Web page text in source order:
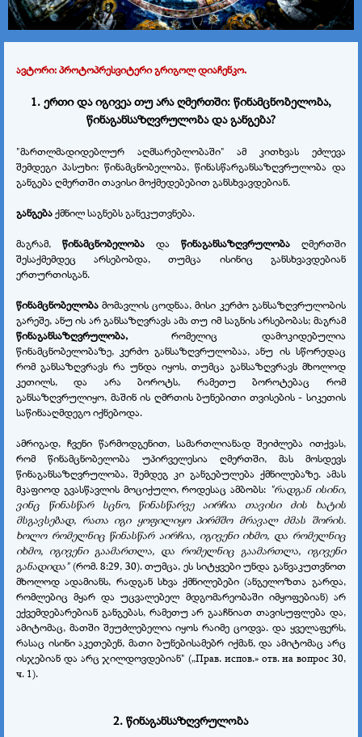
ავტორი: პროტოპრესვიტერი გრიგოლ დიაჩენკო.
1. ერთი და იგივეა თუ არა ღმერთში: წინამცნობელობა,
წინაგანსაზღვრულობა და განგება?
"მართლმადიდებლურ აღმსარებლობაში" ამ კითხვას ეძლევა
შემდეგი პასუხი: წინამცნობელობა, წინასწარგანსაზღვრულობა და
განგება ღმერთში თავისი მოქმედებებით განსხვავდებიან.
განგებაქმნილ საგნებს განეკუთვნება.
მაგრამ, წინამცნობელობადა წინაგანსაზღვრულობაღმერთში
შესაქმემდეც არსებობდა, თუმცა ისინიც განსხვავდებიან
ერთურთისგან.
წინამცნობელობა მომავლის ცოდნაა, მისი კერძო განსაზღვრულობის
გარეშე, ანუ ის არ განსაზღვრავს ამა თუ იმ საგნის არსებობას; მაგრამ
წინაგანსაზღვრულობა, რომელიც დამოკიდებულია
წინამცნობელობაზე, კერძო განსაზღვრულობაა, ანუ ის სწორედაც
რომ განსაზღვრავს რა უნდა იყოს, თუმცა განსაზღვრავს მხოლოდ
კეთილს, და არა ბოროტს, რამეთუ ბოროტებაც რომ
განსაზღვრულიყო, მაშინ ის ღმრთის ბუნებითი თვისების - სიკეთის
საწინააღმდეგო იქნებოდა.
ამრიგად, ჩვენი წარმოდგენით, სამართლიანად შეიძლება ითქვას,
რომ წინამცნობელობა უპირველესია ღმერთში, მას მოსდევს
წინაგანსაზღვრულობა, შემდეგ კი განგებულება ქმნილებაზე. ამას
მკაფიოდ გვასწავლის მოციქული, როდესაც ამბობს: "რადგან ისინი,
ვინც წინასწარ სცნო, წინასწარვე აირჩია თავისი ძის ხატის
მსგავსებად, რათა იგი ყოფილიყო პირმშო მრავალ ძმას შორის.
ხოლო რომელნიც წინასწარ აირჩია, იგივენი იხმო, და რომელნიც
იხმო, იგივენი გაამართლა, და რომელნიც გაამართლა, იგივენი
განადიდა"(რომ. 8:29, 30). თუმცა, ეს სიტყვები უნდა განვაკუთვნოთ
მხოლოდ ადამიანს, რადგან სხვა ქმნილებები (ანგელოზთა გარდა,
რომლებიც მყარ და უცვალებელ მდგომარეობაში იმყოფებიან) არ
ექვემდებარებიან განგებას, რამეთუ არ გააჩნიათ თავისუფლება და,
ამიტომაც, მათში შეუძლებელია იყოს რაიმე ცოდვა. და ყველაფერს,
რასაც ისინი აკეთებენ, მათი ბუნებისამებრ იქმან, და ამიტომაც არც
ისჯებიან და არც ჯილდოვდებიან" („Прав. испов.» отв. на вопрос 30,
ч. 1).
2. წინაგანსაზღვრულობა